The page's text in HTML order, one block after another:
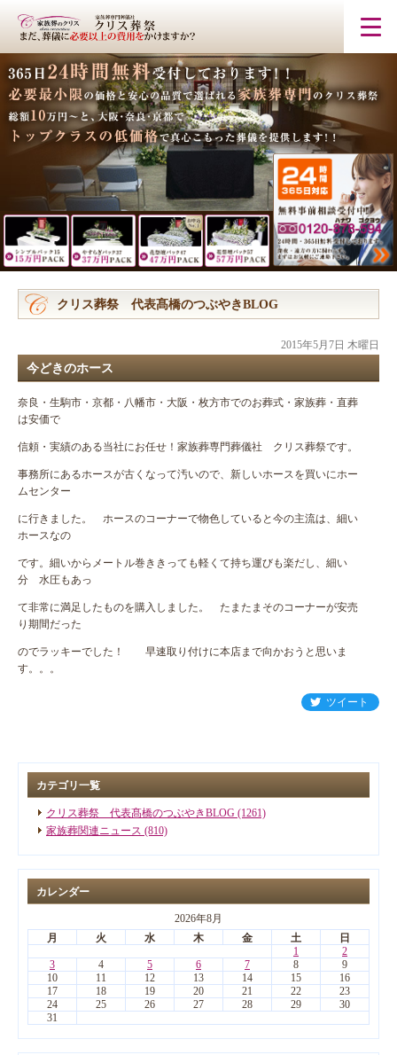
クリス葬祭 代表髙橋のつぶやきBLOG
2015年5月7日 木曜日
今どきのホース
奈良・生駒市・京都・八幡市・大阪・枚方市でのお葬式・家族葬・直葬
は安価で
信頼・実績のある当社にお任せ！家族葬専門葬儀社 クリス葬祭です。
事務所にあるホースが古くなって汚いので、新しいホースを買いにホー
ムセンター
に行きました。 ホースのコーナーで物色していると今の主流は、細い
ホースなの
です。細いからメートル巻ききっても軽くて持ち運びも楽だし、細い
分 水圧もあっ
て非常に満足したものを購入しました。 たまたまそのコーナーが安売
り期間だった
のでラッキーでした！ 早速取り付けに本店まで向かおうと思いま
す。。。
ツイート
カテゴリ一覧
クリス葬祭 代表髙橋のつぶやきBLOG (1261)
家族葬関連ニュース (810)
カレンダー
2026年8月
月
火 水 木 金 土
日
1
2
3
4 5 6 7 8
9
10
11 12 13 14 15
16
17
18 19 20 21 22
23
24
25 26 27 28 29
30
31